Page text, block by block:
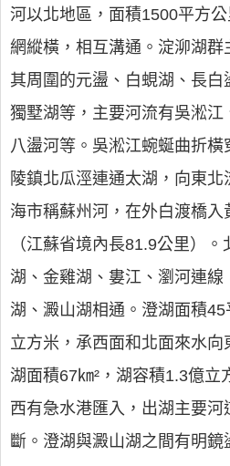
河以北地區，面積1500平方
網縱橫，相互溝通。淀泖湖
其周圍的元盪、白蜆湖、長白
獨墅湖等，主要河流有吳淞江
八盪河等。吳淞江蜿蜒曲折
陵鎮北瓜涇連通太湖，向東
海市稱蘇州河，在外白渡橋入
（江蘇省境內長81.9公里）
湖、金雞湖、婁江、瀏河連
湖、澱山湖相通。澄湖面積
立方米，承西面和北面來水向
湖面積67㎞²，湖容積1.3億立
西有急水港匯入，出湖主要
斷。澄湖與澱山湖之間有明鏡